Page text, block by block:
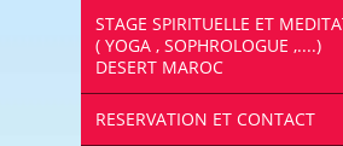
STAGE SPIRITUELLE ET
( YOGA , SOPHROLOGUE ,....)
DESERT MAROC
RESERVATION ET CONTACT